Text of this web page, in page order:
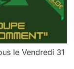
le Vendredi 31